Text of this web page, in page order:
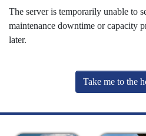
The server is temporarily unable to
maintenance downtime or capacity
later.
Take me to the